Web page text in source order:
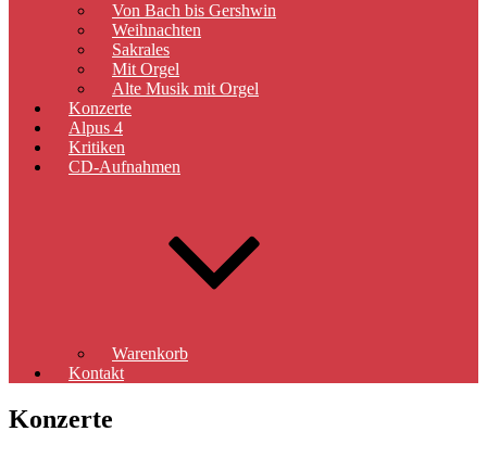
Von Bach bis Gershwin
Weihnachten
Sakrales
Mit Orgel
Alte Musik mit Orgel
Konzerte
Alpus 4
Kritiken
CD-Aufnahmen
Warenkorb
Kontakt
Konzerte